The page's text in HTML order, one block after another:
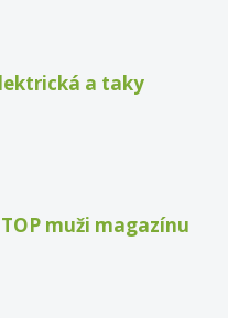
a taky
muži magazínu